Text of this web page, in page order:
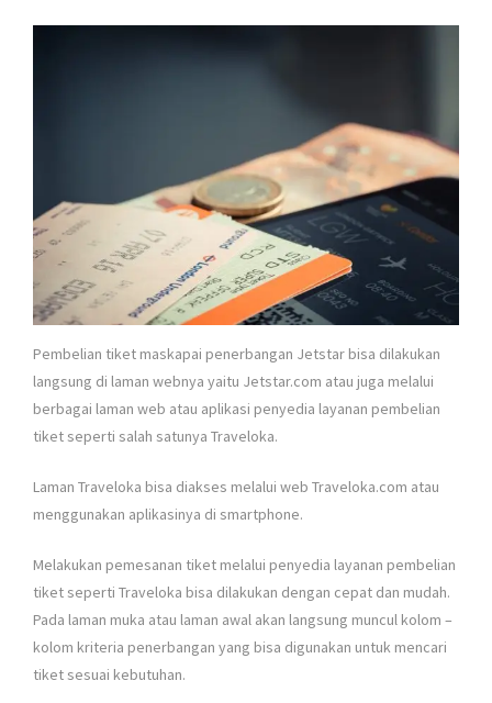
Pembelian tiket maskapai penerbangan Jetstar bisa dilakukan
langsung di laman webnya yaitu Jetstar.com atau juga melalui
berbagai laman web atau aplikasi penyedia layanan pembelian
tiket seperti salah satunya Traveloka.
Laman Traveloka bisa diakses melalui web Traveloka.com atau
menggunakan aplikasinya di smartphone.
Melakukan pemesanan tiket melalui penyedia layanan pembelian
tiket seperti Traveloka bisa dilakukan dengan cepat dan mudah.
Pada laman muka atau laman awal akan langsung muncul kolom –
kolom kriteria penerbangan yang bisa digunakan untuk mencari
tiket sesuai kebutuhan.